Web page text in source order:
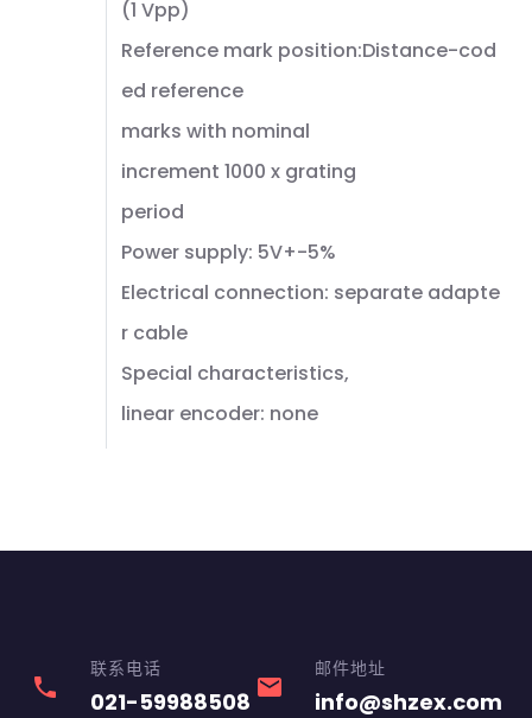
(1 Vpp)
Reference mark position:Distance-cod
ed reference
marks with nominal
increment 1000 x grating
period
Power supply: 5V+-5%
Electrical connection: separate adapte
r cable
Special characteristics,
linear encoder: none
phone
联系电话
021-59988508 email
邮件地址
info@shzex.com